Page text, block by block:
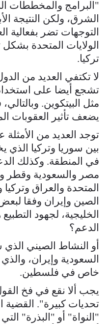
"البرامج والمخططات
الشرق، ولكن النتيجة
التوجهات تضر بفعالية
الولايات المتحدة
تركيا.
لا تكتفي العديد من
تشجع أيضا على
مثل البيتكوين.
يضعف تأثير العقوبات
توجد العديد من
بين سوريا وتركيا الذي
في المنطقة. وكذلك
مصر والسعودية وقطر
المتحدة والعراق
الصين وإيران وفقا لبعض
الخليجية، لجهود
الدعم؟
أو النشاط الصيني
السعودية وإيران،
خاص في فلسطين.
يجب ألا نقع في فخ
تحديات كبيرة".
"النواة" أو "البذرة"